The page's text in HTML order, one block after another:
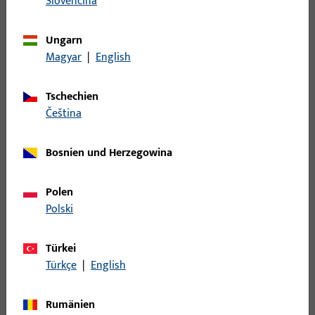
E,MATT VERNICKELT, LOCHL.ECKIG/20MM RADIUS, PRAEGUNG:
NEUTRAL, 2 TOUR, X&#61;0 KROEPFUNG DER PLATTE,
Ungarn
Magyar | English
Tschechien
čeština
Bosnien und Herzegowina
Polen
Polski
Türkei
Türkçe | English
Rumänien